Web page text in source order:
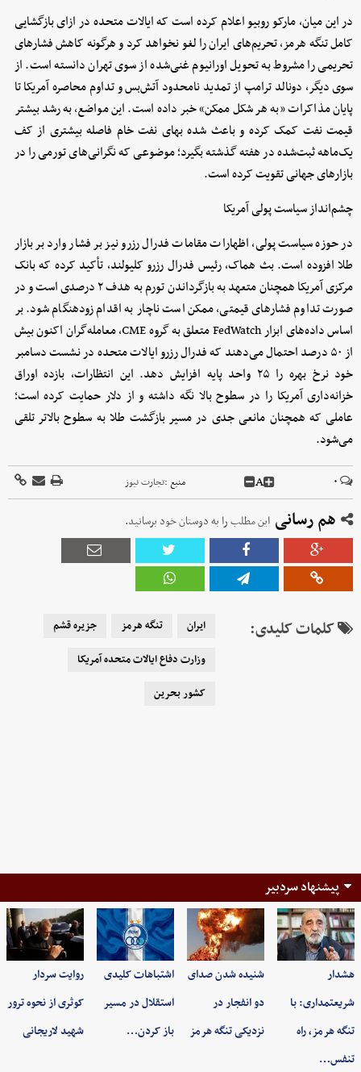
در این میان، مارکو روبیو اعلام کرده است که ایالات متحده در ازای بازگشایی
کامل تنگه هرمز، تحریم‌های ایران را لغو نخواهد کرد و هرگونه کاهش فشارهای
تحریمی را مشروط به تحویل اورانیوم غنی‌شده از سوی تهران دانسته است. از
سوی دیگر، دونالد ترامپ از تمدید نامحدود آتش‌بس و تداوم محاصره آمریکا تا
پایان مذاکرات «به هر شکل ممکن» خبر داده است. این مواضع، به رشد بیشتر
قیمت نفت کمک کرده و باعث شده بهای نفت خام فاصله بیشتری از کف
یک‌ماهه ثبت‌شده در هفته گذشته بگیرد؛ موضوعی که نگرانی‌های تورمی را در
بازارهای جهانی تقویت کرده است.
چشم‌انداز سیاست پولی آمریکا
در حوزه سیاست پولی، اظهارات مقامات فدرال رزرو نیز بر فشار وارد بر بازار
طلا افزوده است. بث هماک، رئیس فدرال رزرو کلیولند، تأکید کرده که بانک
مرکزی آمریکا همچنان متعهد به بازگرداندن تورم به هدف ۲ درصدی است و در
صورت تداوم فشارهای قیمتی، ممکن است ناچار به اقدام زودهنگام شود. بر
اساس داده‌های ابزار FedWatch متعلق به گروه CME، معامله‌گران اکنون بیش
از ۵۰ درصد احتمال می‌دهند که فدرال رزرو ایالات متحده در نشست دسامبر
خود نرخ بهره را ۲۵ واحد پایه افزایش دهد. این انتظارات، بازده اوراق
خزانه‌داری آمریکا را در سطوح بالا نگه داشته و از دلار حمایت کرده است؛
عاملی که همچنان مانعی جدی در مسیر بازگشت طلا به سطوح بالاتر تلقی
می‌شود.
۰ A منبع :تجارت نیوز
هم رسانی این مطلب را به دوستان خود برسانید.
کلمات کلیدی: ایران تنگه هرمز
جزیره قشم
وزارت دفاع ایالات متحده آمریکا
کشور بحرین
پیشنهاد سردبیر
هشدار
شریعتمداری: با
تنگه هرمز، راه
تنفس…
شنیده شدن صدای
دو انفجار در
نزدیکی تنگه هرمز
اشتباهات کلیدی
استقلال در مسیر
باز کردن…
روایت سردار
کوثری از نحوه ترور
شهید لاریجانی